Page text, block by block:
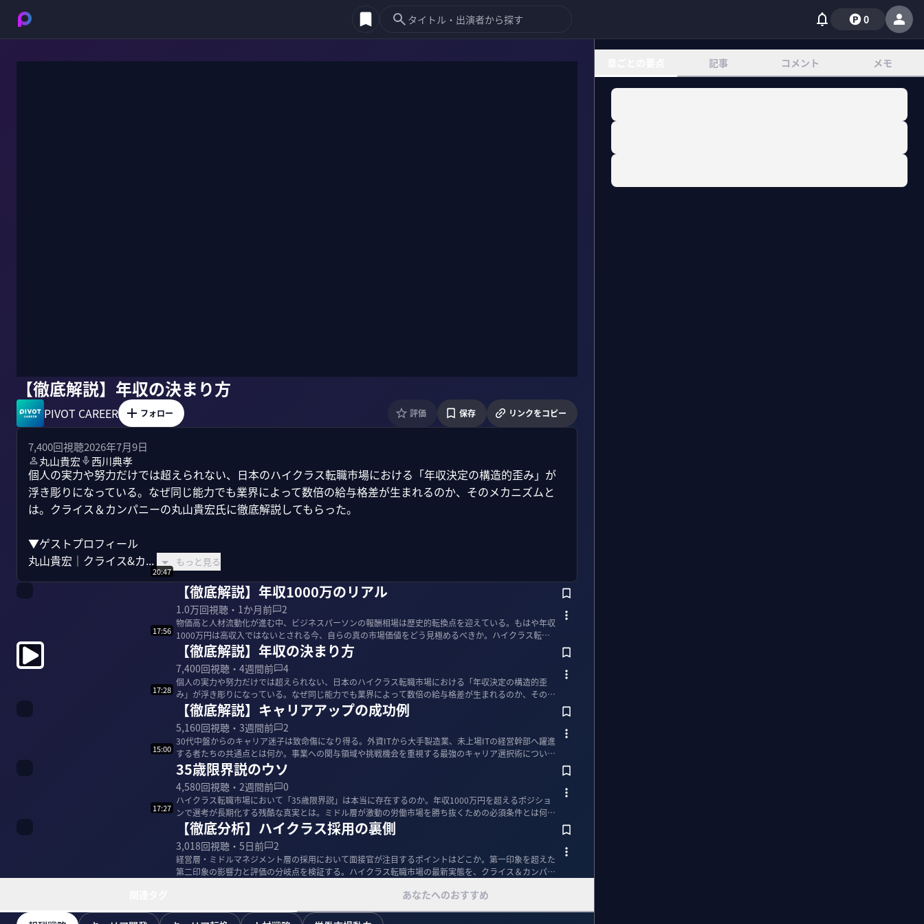
0
【徹底解説】年収の決まり方
PIVOT CAREER フォロー 評価 保存 リンクをコピー
7,400回視聴2026年7月9日
丸山貴宏
西川典孝
個人の実力や努力だけでは超えられない、日本のハイクラス転職市場における「年収決定の構造的歪み」が
浮き彫りになっている。なぜ同じ能力でも業界によって数倍の給与格差が生まれるのか、そのメカニズムと
は。クライス＆カンパニーの丸山貴宏氏に徹底解説してもらった。
▼ゲストプロフィール
丸山貴宏｜クライス&カ...
もっと見る
20:47
【徹底解説】年収1000万のリアル
1.0万回視聴・ 1か月前 2
物価高と人材流動化が進む中、ビジネスパーソンの報酬相場は歴史的転換点を迎えている。もはや年収
1000万円は高収入ではないとされる今、自らの真の市場価値をどう見極めるべきか。ハイクラス転職
市場の最前線で...
17:56
【徹底解説】年収の決まり方
7,400回視聴・ 4週間前 4
個人の実力や努力だけでは超えられない、日本のハイクラス転職市場における「年収決定の構造的歪
み」が浮き彫りになっている。なぜ同じ能力でも業界によって数倍の給与格差が生まれるのか、そのメ
カニズムとは。クラ...
17:28
【徹底解説】キャリアアップの成功例
5,160回視聴・ 3週間前 2
30代中盤からのキャリア迷子は致命傷になり得る。外資ITから大手製造業、未上場ITの経営幹部へ躍進
する者たちの共通点とは何か。事業への関与領域や挑戦機会を重視する最強のキャリア選択術につい
て、ハイクラ...
15:00
35歳限界説のウソ
4,580回視聴・ 2週間前 0
ハイクラス転職市場において「35歳限界説」は本当に存在するのか。年収1000万円を超えるポジショ
ンで選考が長期化する残酷な真実とは。ミドル層が激動の労働市場を勝ち抜くための必須条件とは何
か。ハイクラス...
17:27
【徹底分析】ハイクラス採用の裏側
3,018回視聴・ 5日前 2
経営層・ミドルマネジメント層の採用において面接官が注目するポイントはどこか。第一印象を超えた
第二印象の影響力と評価の分岐点を検証する。ハイクラス転職市場の最新実態を、クライス＆カンパニ
あなたへのおすすめ
記事 コメント メモ